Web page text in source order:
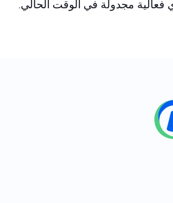
فعالية مجدولة في الوقت الحالي.